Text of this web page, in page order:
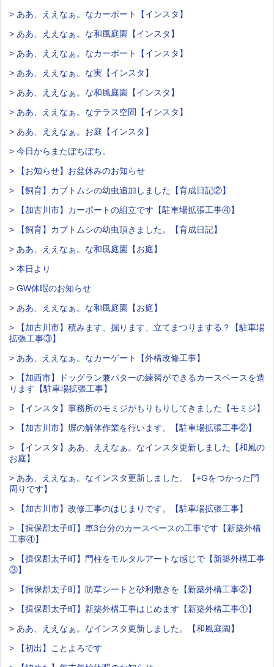
> ああ、ええなぁ。なカーポート【インスタ】
> ああ、ええなぁ。な和風庭園【インスタ】
> ああ、ええなぁ。なカーポート【インスタ】
> ああ、ええなぁ。な実【インスタ】
> ああ、ええなぁ。な和風庭園【インスタ】
> ああ、ええなぁ。なテラス空間【インスタ】
> ああ、ええなぁ。お庭【インスタ】
> 今日からまたぼちぼち。
> 【お知らせ】お盆休みのお知らせ
> 【飼育】カブトムシの幼虫追加しました【育成日記②】
> 【加古川市】カーポートの組立です【駐車場拡張工事④】
> 【飼育】カブトムシの幼虫頂きました。【育成日記】
> ああ、ええなぁ。な和風庭園【お庭】
> 本日より
> GW休暇のお知らせ
> ああ、ええなぁ。な和風庭園【お庭】
> 【加古川市】積みます、掘ります、立てまつりまする？【駐車場
拡張工事③】
> ああ、ええなぁ。なカーゲート【外構改修工事】
> 【加西市】ドッグラン兼パターの練習ができるカースペースを造
ります【駐車場拡張工事】
> 【インスタ】事務所のモミジがもりもりしてきました【モミジ】
> 【加古川市】塀の解体作業を行います。【駐車場拡張工事②】
> 【インスタ】ああ、ええなぁ。なインスタ更新しました【和風の
お庭】
> ああ、ええなぁ。なインスタ更新しました。【+Gをつかった門
周りです】
> 【加古川市】改修工事のはじまりです。【駐車場拡張工事】
> 【揖保郡太子町】車3台分のカースペースの工事です【新築外構
工事④】
> 【揖保郡太子町】門柱をモルタルアートな感じで【新築外構工事
③】
> 【揖保郡太子町】防草シートと砂利敷きを【新築外構工事②】
> 【揖保郡太子町】新築外構工事はじめます【新築外構工事①】
> ああ、ええなぁ。なインスタ更新しました。【和風庭園】
> 【初出】ことよろです